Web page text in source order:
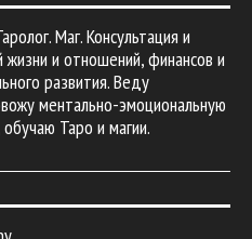
Маг. Консультация и
и отношений, финансов и
развития. Веду
ментально-эмоциональную
Таро и магии.